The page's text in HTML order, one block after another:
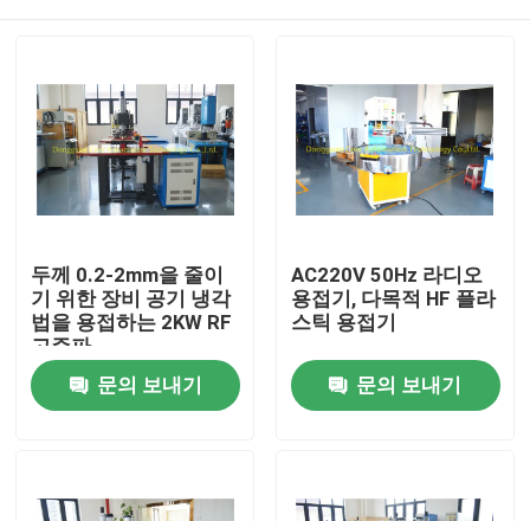
제품
두께 0.2-2mm을 줄이
기 위한 장비 공기 냉각
법을 용접하는 2KW RF
고주파
문의 보내기
AC220V 50Hz 라디오
용접기, 다목적 HF 플라
스틱 용접기
문의 보내기